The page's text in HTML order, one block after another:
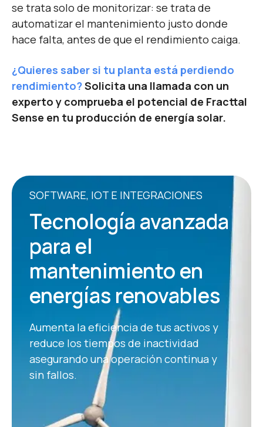
se trata solo de monitorizar: se trata de
automatizar el mantenimiento justo donde
hace falta, antes de que el rendimiento caiga.
¿Quieres saber si tu planta está perdiendo
rendimiento?Solicita una llamada con un
experto y comprueba el potencial de Fracttal
Sense en tu producción de energía solar.
SOFTWARE, IOT E INTEGRACIONES
Tecnología avanzada
para el
mantenimiento en
energías renovables
Aumenta la eficiencia de tus activos y
reduce los tiempos de inactividad
asegurando una operación continua y
sin fallos.